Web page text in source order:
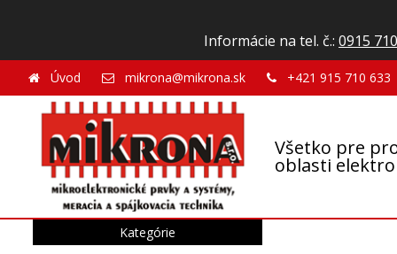
Informácie na tel. č.: 0915
Všetko pre
oblasti
Úvod mikrona@mikrona.sk +421 915 710 633
Kategórie